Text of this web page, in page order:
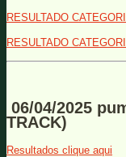
RESULTADO
RESULTADO
06/04/2025
TRACK)
Resultados clique aqui